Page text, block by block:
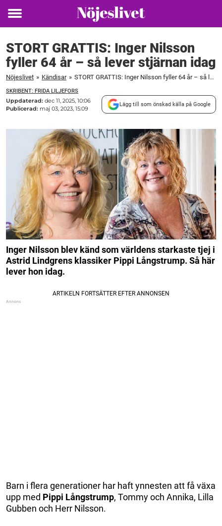
Toggle
STORT GRATTIS: Inger Nilsson
fyller 64 år – så lever stjärnan idag
Nöjeslivet » Kändisar » STORT GRATTIS: Inger Nilsson fyller 64 år – så lever stjärnan idag
SKRIBENT: FRIDA LILJEFORS
Uppdaterad: dec 11, 2025, 10:06
Publicerad: maj 03, 2023, 15:09
Lägg till som önskad källa på Google
Inger Nilsson blev känd som världens starkaste tjej i
Astrid Lindgrens klassiker Pippi Långstrump. Så här
lever hon idag.
Barn i flera generationer har haft ynnesten att få växa
upp med Pippi Långstrump, Tommy och Annika, Lilla
Gubben och Herr Nilsson.